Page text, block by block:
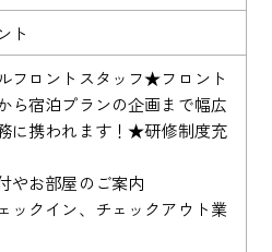
ト
フロントスタッフ★フロント
ら宿泊プランの企画まで幅広
に携われます！★研修制度充
やお部屋のご案内
ックイン、チェックアウト業